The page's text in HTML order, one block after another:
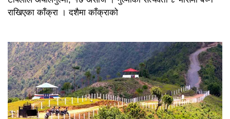
राखिएका काँक्रा । दशैमा काँक्राको